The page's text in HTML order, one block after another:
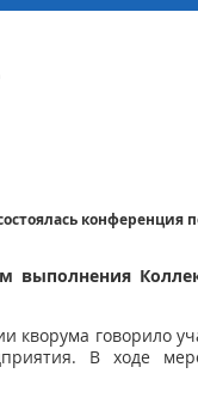
конференция
выполнения
кворума говорило
В ходе